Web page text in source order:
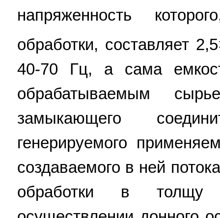
напряженность
обработки, составляет
40-70 Гц, а сама
обрабатываемым
замыкающего
генерируемого
создаваемого в ней
обработки в